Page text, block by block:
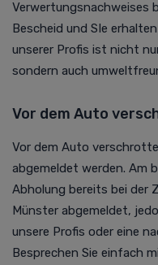
Verwertungsnachweises
Bescheid und SIe
unserer Profis ist nicht
sondern auch
Vor dem Auto
Vor dem Auto
abgemeldet werden. Am
Abholung bereits bei der
Münster abgemeldet,
unsere Profis oder eine
Besprechen Sie einfach